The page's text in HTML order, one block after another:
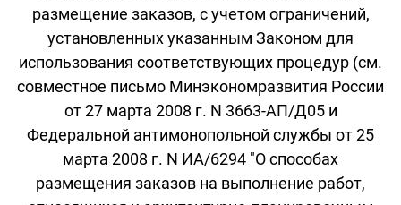
размещение заказов, с учетом ограничений,
установленных указанным Законом для
использования соответствующих процедур (см.
совместное письмо Минэкономразвития России
от 27 марта 2008 г. N 3663-АП/Д05 и
Федеральной антимонопольной службы от 25
марта 2008 г. N ИА/6294 "О способах
размещения заказов на выполнение работ,